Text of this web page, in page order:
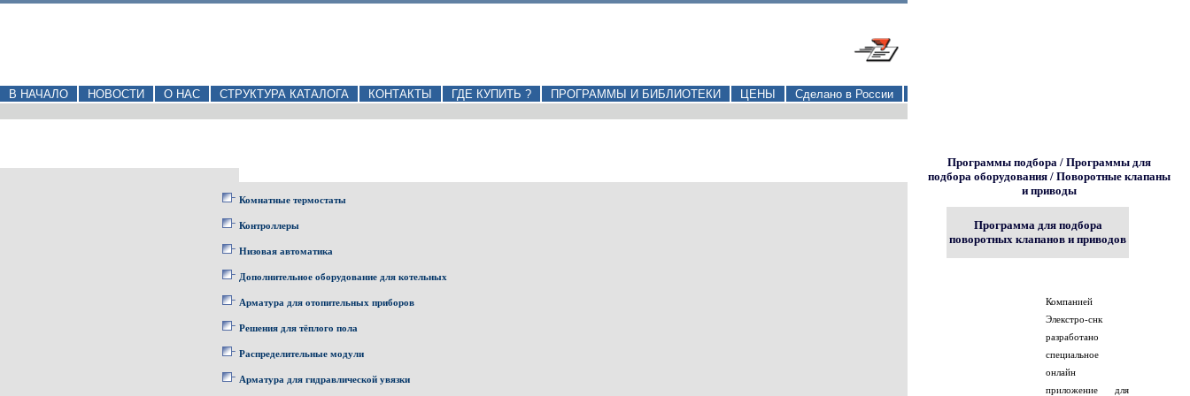
В НАЧАЛО НОВОСТИ О НАС СТРУКТУРА КАТАЛОГА КОНТАКТЫ ГДЕ КУПИТЬ ? ПРОГРАММЫ И БИБЛИОТЕКИ ЦЕНЫ Сделано в России
Комнатные термостаты
Контроллеры
Низовая автоматика
Дополнительное оборудование для котельных
Арматура для отопительных приборов
Решения для тёплого пола
Распределительные модули
Арматура для гидравлической увязки
Программы подбора / Программы для
подбора оборудования / Поворотные клапаны
и приводы
Программа для подбора
поворотных клапанов и приводов
Компанией
Элекстро-снк
разработано
специальное
онлайн
приложение для